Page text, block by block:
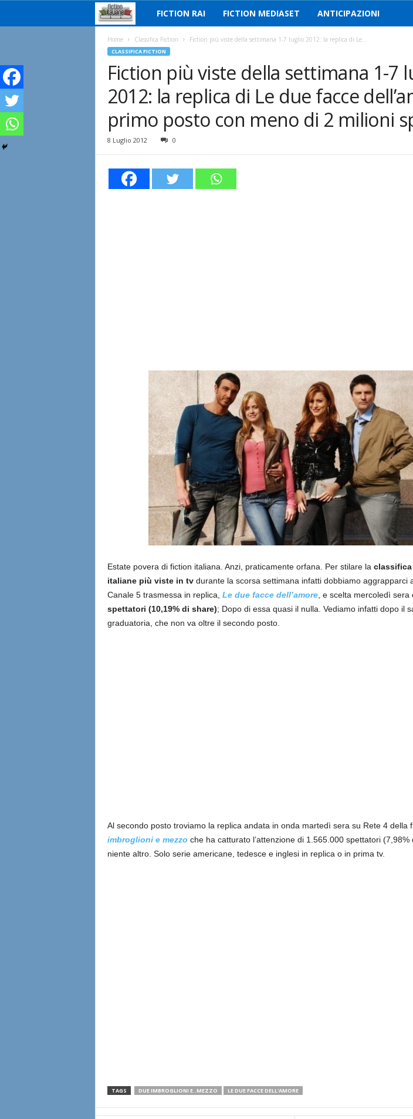
i
i
n
e
FICTION RAI FICTION MEDIASET ANTICIPAZIONI
Home Classifica Fiction Fiction più viste della settimana 1-7 luglio 2012: la replica di Le...
CLASSIFICA FICTION
Fiction più viste della settimana 1-7
2012: la replica di Le due facce
primo posto con meno di 2 milioni
8 Luglio 2012 0
Estate povera di fiction italiana. Anzi, praticamente orfana. Per stilare la classifica
italiane più viste in tvdurante la scorsa settimana infatti dobbiamo aggrapparci
Canale 5 trasmessa in replica, Le due facce dell’amore, e scelta mercoledì sera
spettatori (10,19% di share); Dopo di essa quasi il nulla. Vediamo infatti dopo il
graduatoria, che non va oltre il secondo posto.
Al secondo posto troviamo la replica andata in onda martedì sera su Rete 4 della
imbroglioni e mezzo che ha catturato l’attenzione di 1.565.000 spettatori (7,98%
niente altro. Solo serie americane, tedesce e inglesi in replica o in prima tv.
TAGS DUE IMBROGLIONI E..MEZZO LE DUE FACCE DELL'AMORE